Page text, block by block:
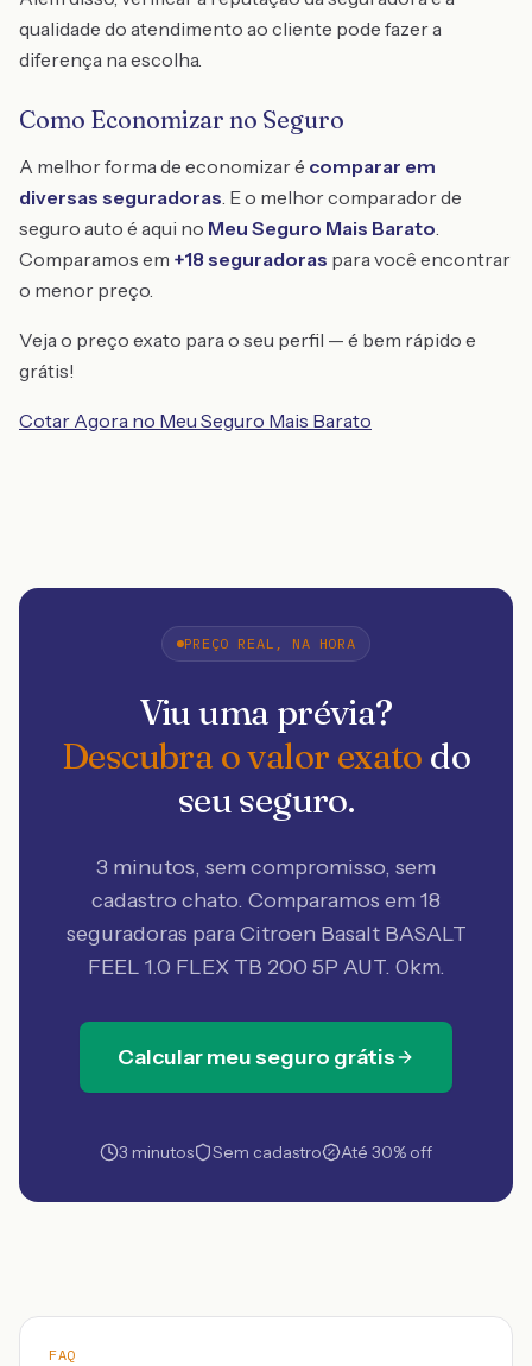
qualidade do atendimento ao cliente pode fazer a
diferença na escolha.
Como Economizar no Seguro
A melhor forma de economizar é comparar em
diversas seguradoras. E o melhor comparador de
seguro auto é aqui no Meu Seguro Mais Barato.
Comparamos em +18 seguradoras para você encontrar
o menor preço.
Veja o preço exato para o seu perfil — é bem rápido e
grátis!
Cotar Agora no Meu Seguro Mais Barato
PREÇO REAL, NA HORA
Viu uma prévia?
Descubra o valor exato do
seu seguro.
3 minutos, sem compromisso, sem
cadastro chato. Comparamos em 18
seguradoras para Citroen Basalt BASALT
FEEL 1.0 FLEX TB 200 5P AUT. 0km.
Calcular meu seguro grátis
3 minutos Sem cadastro Até 30% off
FAQ